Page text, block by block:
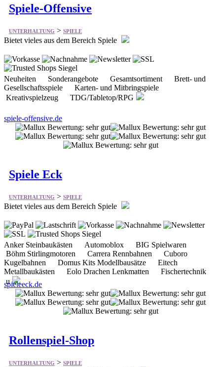
Spiele-Offensive
UNTERHALTUNG>SPIELE
Bietet vieles aus dem Bereich Spiele
Neuheiten Sonderangebote Gesamtsortiment Brett- und
Gesellschaftsspiele Karten- und Mitbringspiele
Kreativspielzeug TDG/Tabletop/RPG
spiele-offensive.de
Spiele Eck
UNTERHALTUNG>SPIELE
Bietet vieles aus dem Bereich Spiele
Anker Steinbaukästen Automoblox BIG Spielwaren
Böhm Stirlingmotoren Carrera Rennbahnen Cuboro
Kugelbahnen Domus Kits Modellbausätze Eitech
Metallbaukästen Eolo Drachen Lenkmatten Fischertechnik
u
spieleeck.de
Rollenspiel-Shop
UNTERHALTUNG>SPIELE